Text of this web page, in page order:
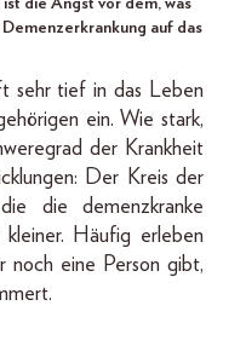
auf das
sehr tief in das Leben
ein. Wie stark,
der Krankheit
Der Kreis der
die demenzkranke
kleiner. Häufig erleben
noch eine Person gibt,